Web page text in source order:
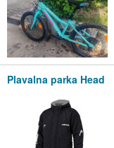
Plavalna parka Head